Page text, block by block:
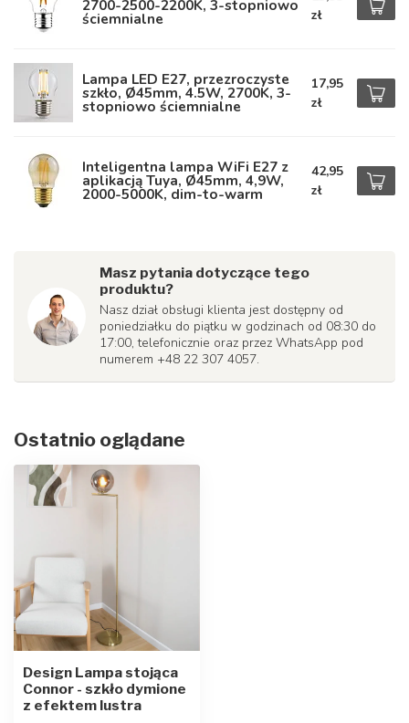
2700-2500-2200K, 3-stopniowo
ściemnialne
zł
Lampa LED E27, przezroczyste
szkło, Ø45mm, 4.5W, 2700K, 3-
stopniowo ściemnialne
17,95
zł
Inteligentna lampa WiFi E27 z
aplikacją Tuya, Ø45mm, 4,9W,
2000-5000K, dim-to-warm
42,95
zł
Masz pytania dotyczące tego
produktu?
Nasz dział obsługi klienta jest dostępny od
poniedziałku do piątku w godzinach od 08:30 do
17:00, telefonicznie oraz przez WhatsApp pod
numerem +48 22 307 4057.
Ostatnio oglądane
Design Lampa stojąca
Connor - szkło dymione
z efektem lustra